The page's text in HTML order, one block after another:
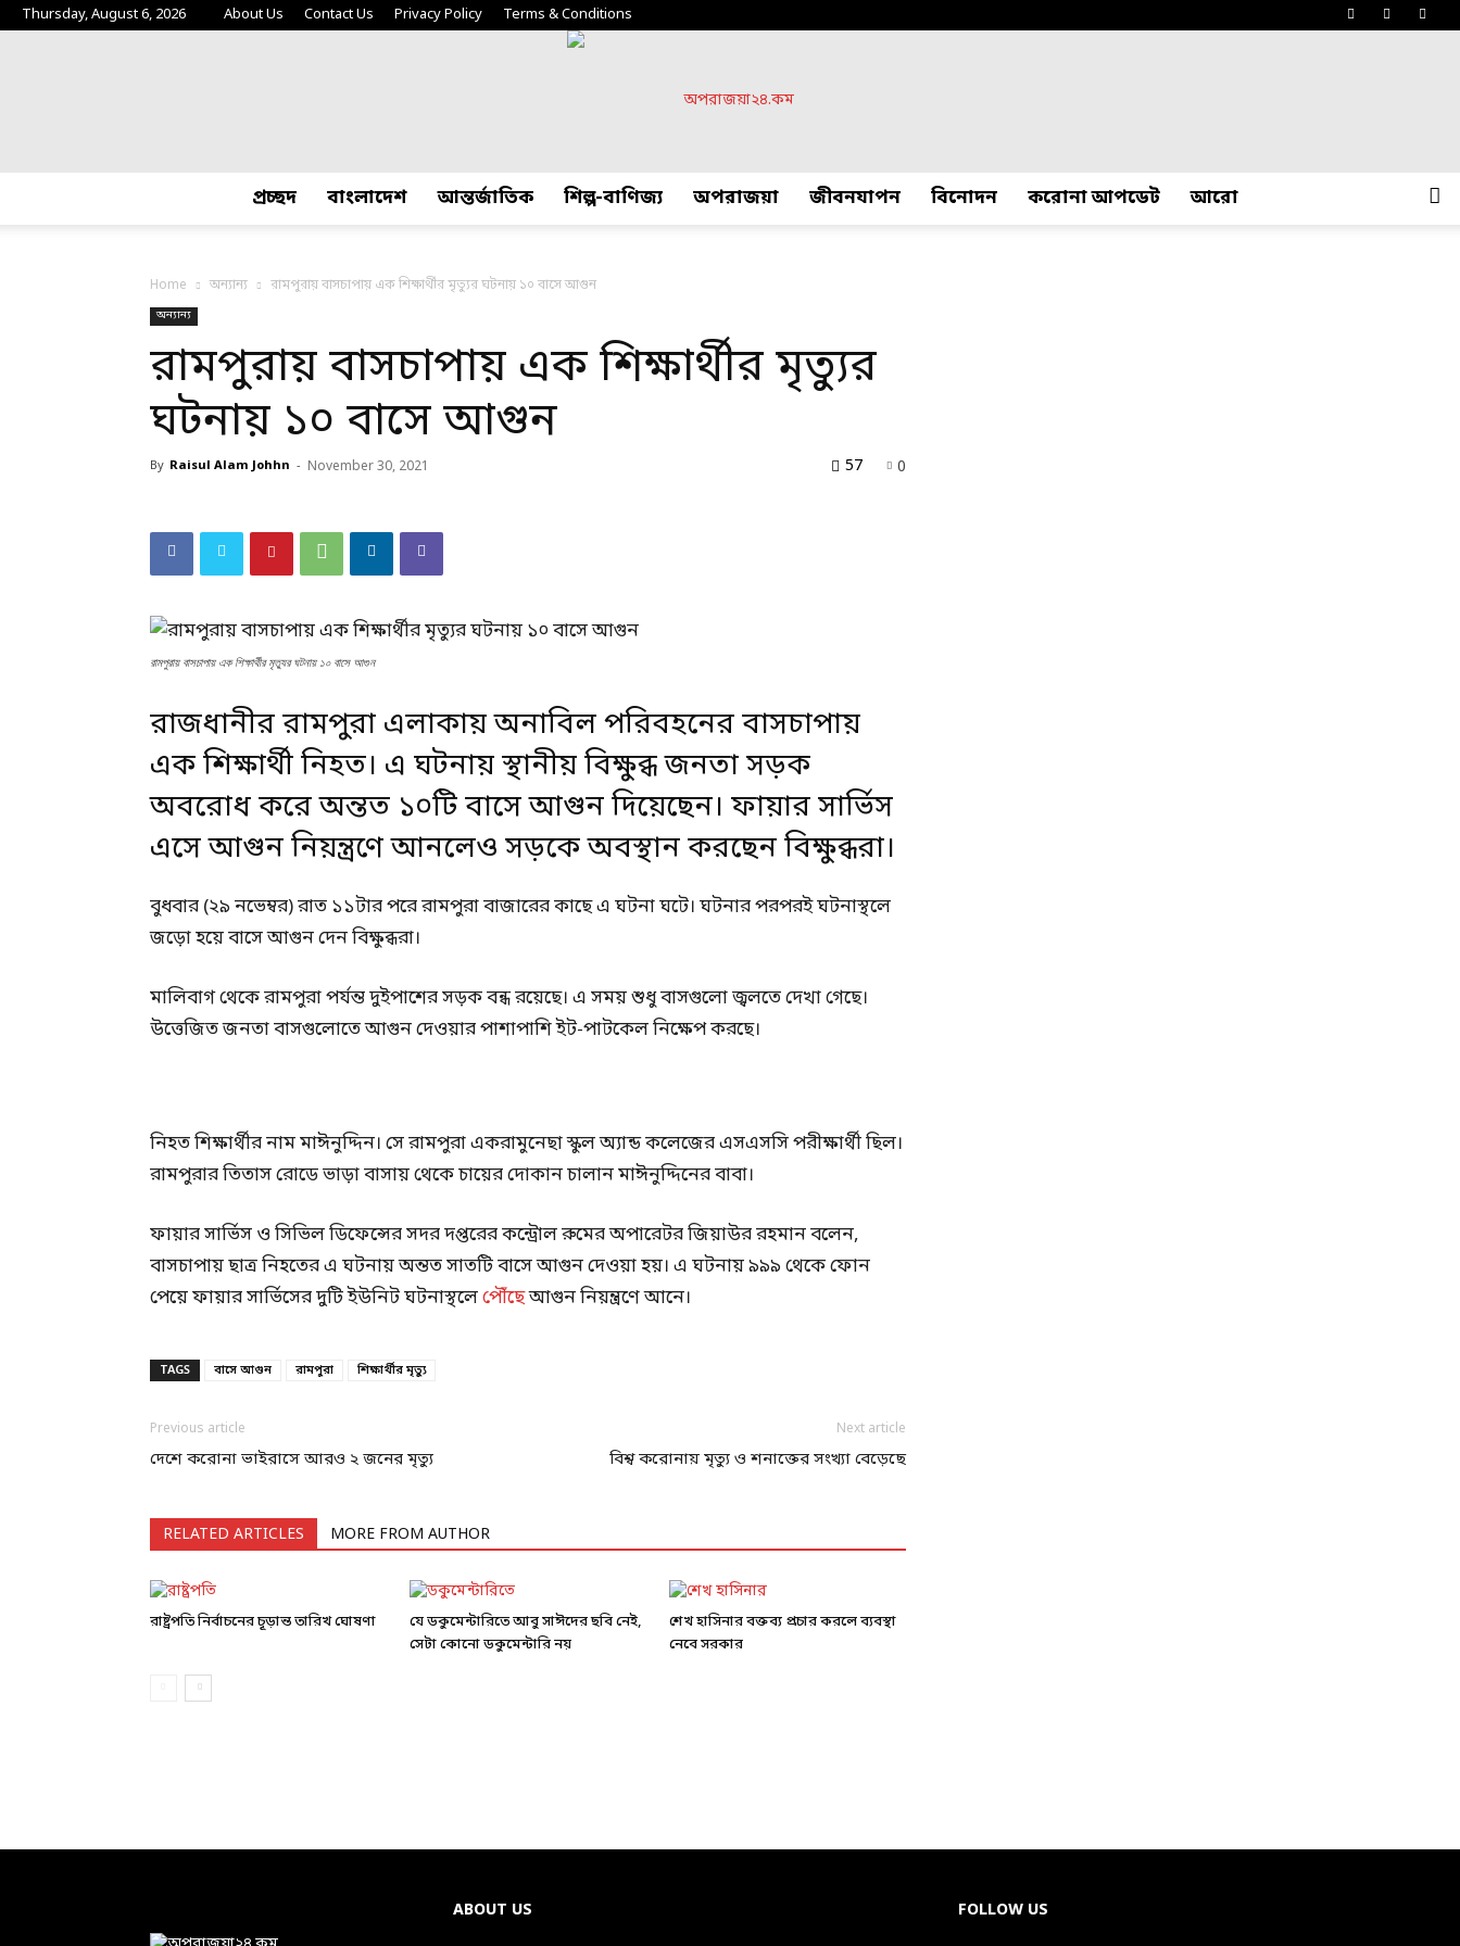
Thursday, August 6, 2026 About Us Contact Us Privacy Policy Terms & Conditions
প্রচ্ছদ বাংলাদেশ আন্তর্জাতিক শিল্প-বাণিজ্য অপরাজয়া জীবনযাপন বিনোদন করোনা আপডেট আরো
Home অন্যান্য রামপুরায় বাসচাপায় এক শিক্ষার্থীর মৃত্যুর ঘটনায় ১০ বাসে আগুন
অন্যান্য
রামপুরায় বাসচাপায় এক শিক্ষার্থীর মৃত্যুর
ঘটনায় ১০ বাসে আগুন
By Raisul Alam Johhn - November 30, 2021 0
57
রামপুরায় বাসচাপায় এক শিক্ষার্থীর মৃত্যুর ঘটনায় ১০ বাসে আগুন
রাজধানীর রামপুরা এলাকায় অনাবিল পরিবহনের বাসচাপায়
এক শিক্ষার্থী নিহত। এ ঘটনায় স্থানীয় বিক্ষুব্ধ জনতা সড়ক
অবরোধ করে অন্তত ১০টি বাসে আগুন দিয়েছেন। ফায়ার সার্ভিস
এসে আগুননিয়ন্ত্রণেআনলেও সড়কে অবস্থান করছেন বিক্ষুব্ধরা।
বুধবার (২৯ নভেম্বর) রাত ১১টার পরে রামপুরা বাজারের কাছে এ ঘটনা ঘটে। ঘটনার পরপরই ঘটনাস্থলে
জড়ো হয়ে বাসে আগুন দেন বিক্ষুব্ধরা।
মালিবাগ থেকে রামপুরা পর্যন্ত দুইপাশের সড়ক বন্ধ রয়েছে। এ সময় শুধু বাসগুলো জ্বলতে দেখা গেছে।
উত্তেজিত জনতা বাসগুলোতে আগুন দেওয়ার পাশাপাশি ইট-পাটকেল নিক্ষেপ করছে।
নিহত শিক্ষার্থীর নাম মাঈনুদ্দিন। সে রামপুরা একরামুনেছা স্কুল অ্যান্ড কলেজের এসএসসি পরীক্ষার্থী ছিল।
রামপুরার তিতাস রোডে ভাড়া বাসায় থেকে চায়ের দোকান চালান মাঈনুদ্দিনের বাবা।
ফায়ার সার্ভিস ও সিভিল ডিফেন্সের সদর দপ্তরের কন্ট্রোল রুমের অপারেটর জিয়াউর রহমান বলেন,
বাসচাপায় ছাত্র নিহতের এ ঘটনায় অন্তত সাতটি বাসে আগুন দেওয়া হয়। এ ঘটনায় ৯৯৯ থেকে ফোন
পেয়ে ফায়ার সার্ভিসের দুটি ইউনিট ঘটনাস্থলেপৌঁছেআগুন নিয়ন্ত্রণে আনে।
TAGS বাসে আগুন রামপুরা শিক্ষার্থীর মৃত্যু
Previous article
দেশে করোনা ভাইরাসে আরও ২ জনের মৃত্যু
Next article
বিশ্ব করোনায় মৃত্যু ও শনাক্তের সংখ্যা বেড়েছে
RELATED ARTICLES MORE FROM AUTHOR
রাষ্ট্রপতি নির্বাচনের চূড়ান্ত তারিখ ঘোষণা
যে ডকুমেন্টারিতে আবু সাঈদের ছবি নেই,
সেটা কোনো ডকুমেন্টারি নয়
শেখ হাসিনার বক্তব্য প্রচার করলে ব্যবস্থা
নেবে সরকার
ABOUT US FOLLOW US